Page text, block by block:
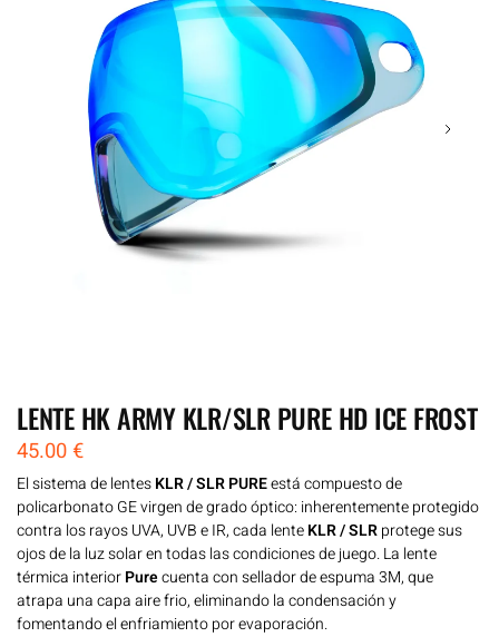
LENTE HK ARMY KLR/SLR PURE HD ICE FROST
45.00€
El sistema de lentesKLR / SLR PUREestá compuesto de
policarbonato GE virgen de grado óptico: inherentemente protegido
contra los rayos UVA, UVB e IR, cada lenteKLR / SLRprotege sus
ojos de la luz solar en todas las condiciones de juego. La lente
térmica interiorPurecuenta con sellador de espuma 3M, que
atrapa una capa aire frio, eliminando la condensación y
fomentando el enfriamiento por evaporación.